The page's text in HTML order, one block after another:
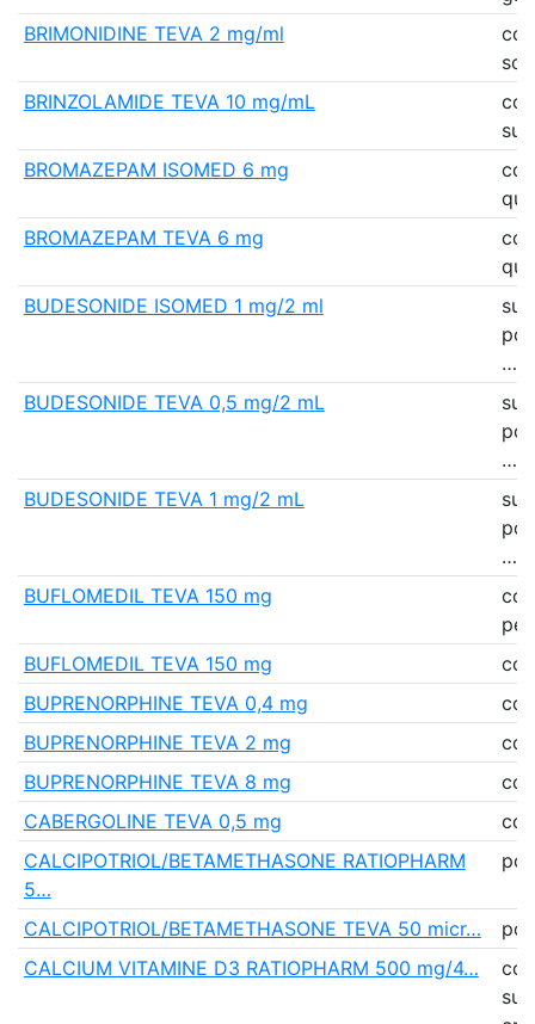
BRIMONIDINE TEVA 2 mg/ml
BRINZOLAMIDE TEVA 10 mg/mL
BROMAZEPAM ISOMED 6 mg
BROMAZEPAM TEVA 6 mg
BUDESONIDE ISOMED 1 mg/2 ml
…
BUDESONIDE TEVA 0,5 mg/2 mL
…
BUDESONIDE TEVA 1 mg/2 mL
…
BUFLOMEDIL TEVA 150 mg
BUFLOMEDIL TEVA 150 mg
BUPRENORPHINE TEVA 0,4 mg
BUPRENORPHINE TEVA 2 mg
BUPRENORPHINE TEVA 8 mg
CABERGOLINE TEVA 0,5 mg
CALCIPOTRIOL/BETAMETHASONE RATIOPHARM
5…
CALCIPOTRIOL/BETAMETHASONE TEVA 50 micr…
CALCIUM VITAMINE D3 RATIOPHARM 500 mg/4…